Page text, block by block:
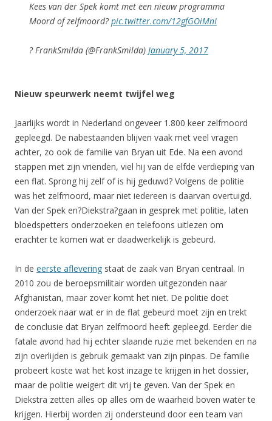
Kees van der Spek komt met een nieuw programma
Moord of zelfmoord?pic.twitter.com/12gfGOiMnI
? FrankSmilda (@FrankSmilda) January 5, 2017
Nieuw speurwerk neemt twijfel weg
Jaarlijks wordt in Nederland ongeveer 1.800 keer zelfmoord
gepleegd. De nabestaanden blijven vaak met veel vragen
achter, zo ook de familie van Bryan uit Ede. Na een avond
stappen met zijn vrienden, viel hij van de elfde verdieping van
een flat. Sprong hij zelf of is hij geduwd? Volgens de politie
was het zelfmoord, maar niet iedereen is daarvan overtuigd.
Van der Spek en?Diekstra?gaan in gesprek met politie, laten
bloedspetters onderzoeken en telefoons uitlezen om
erachter te komen wat er daadwerkelijk is gebeurd.
In de eerste aflevering staat de zaak van Bryan centraal. In
2010 zou de beroepsmilitair worden uitgezonden naar
Afghanistan, maar zover komt het niet. De politie doet
onderzoek naar wat er in de flat gebeurd moet zijn en trekt
de conclusie dat Bryan zelfmoord heeft gepleegd. Eerder die
fatale avond had hij echter slaande ruzie met bekenden en na
zijn overlijden is gebruik gemaakt van zijn pinpas. De familie
probeert koste wat het kost inzage te krijgen in het dossier,
maar de politie weigert dit vrij te geven. Van der Spek en
Diekstra zetten alles op alles om de waarheid boven water te
krijgen. Hierbij worden zij ondersteund door een team van